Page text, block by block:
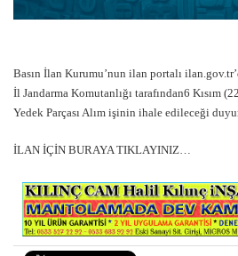
Basın İlan Kurumu’nun ilan portalı
İl Jandarma Komutanlığı tarafından6 Kısım
Yedek Parçası Alım işinin ihale edileceği
İLAN İÇİN BURAYA TIKLAYINIZ…